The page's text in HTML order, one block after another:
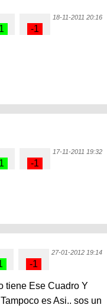
18-11-2011 20:16
17-11-2011 19:32
27-01-2012 19:14
tiene Ese Cuadro Y
es Asi.. sos un